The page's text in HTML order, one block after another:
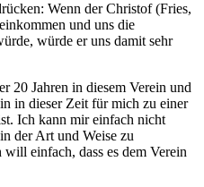
Wenn der Christof (Fries,
und uns die
würde er uns damit sehr
20 Jahren in diesem Verein und
in dieser Zeit für mich zu einer
Ich kann mir einfach nicht
der Art und Weise zu
einfach, dass es dem Verein